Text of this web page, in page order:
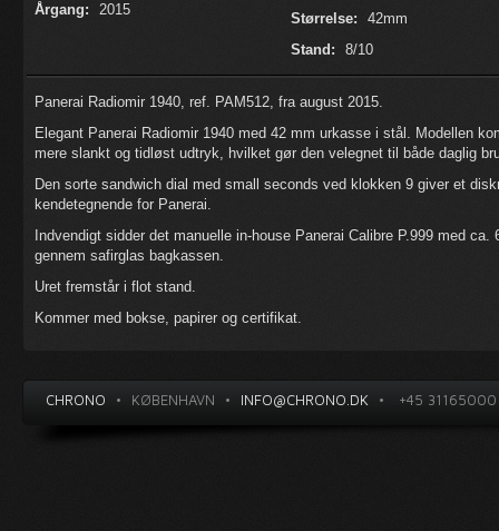
Årgang:
2015
Størrelse:
42mm
Stand:
8/10
Panerai Radiomir 1940, ref. PAM512, fra august 2015.
Elegant Panerai Radiomir 1940 med 42 mm urkasse i stål. Modellen
mere slankt og tidløst udtryk, hvilket gør den velegnet til både daglig
Den sorte sandwich dial med small seconds ved klokken 9 giver et
kendetegnende for Panerai.
Indvendigt sidder det manuelle in-house Panerai Calibre P.999 med
gennem safirglas bagkassen.
Uret fremstår i flot stand.
Kommer med bokse, papirer og certifikat.
CHRONO • KØBENHAVN • INFO@CHRONO.DK • +45 31165000